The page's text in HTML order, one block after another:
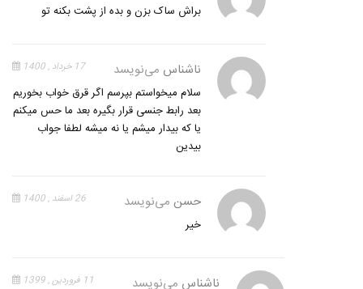
براش ساک بزن و بده از پشت بکنه تو
ناشناس می‌نویسد 17 خرداد , 1400
سلام میخواستم بپرسم اگر قرق خواب بخوریم
بعد رابط جنسی قرار بگیره بعد ما حس میکنم
یا که بیدار میشم یا نه میشه لطفا جواب
بیدین
حسن می‌نویسد 26 اسفند , 1400
خیر
ناشناس می‌نویسد 11 فروردین , 1399